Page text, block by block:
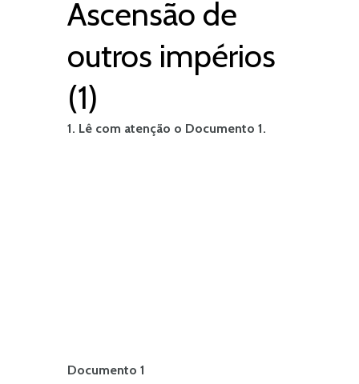
Ascensão de
outros impérios
(1)
1. Lê com atenção o Documento 1.
Documento 1